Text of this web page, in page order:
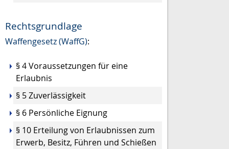
Rechtsgrundlage
Waffengesetz (WaffG):
§ 4Voraussetzungen für eine
Erlaubnis
§ 5Zuverlässigkeit
§ 6 Persönliche Eignung
§ 10 Erteilung von Erlaubnissen zum
Erwerb, Besitz, Führen und Schießen